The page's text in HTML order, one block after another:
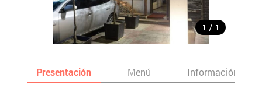
1 / 1
Presentación Menú Información